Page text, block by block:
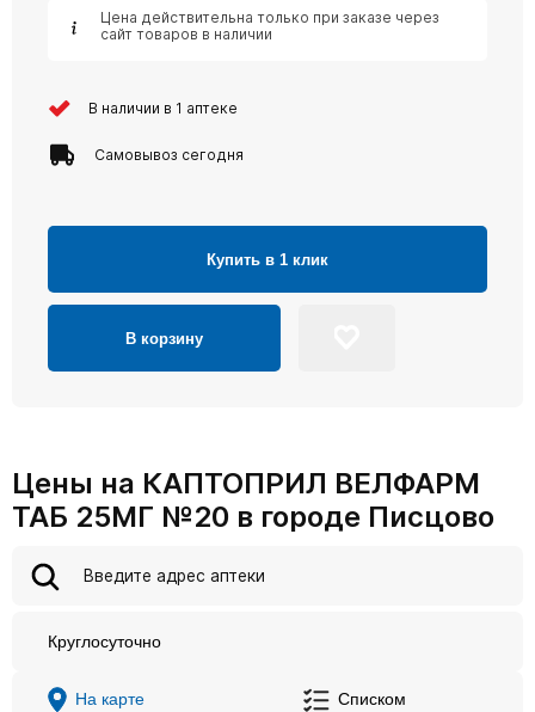
Цена действительна только при заказе через
сайт товаров в наличии
В наличии в 1 аптеке
Самовывоз сегодня
Купить в 1 клик
В корзину
Цены на КАПТОПРИЛ ВЕЛФАРМ
ТАБ 25МГ №20 в городе Писцово
Круглосуточно
На карте Списком